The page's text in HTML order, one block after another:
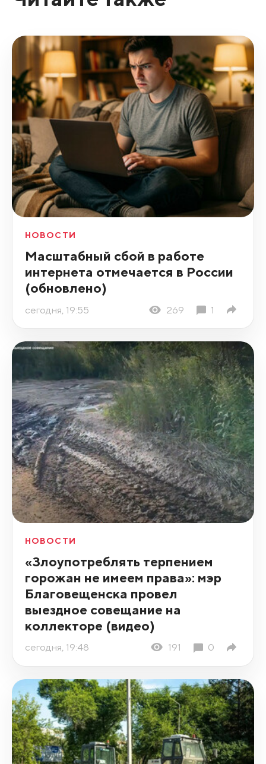
НОВОСТИ
Масштабный сбой в работе
интернета отмечается в России
(обновлено)
сегодня, 19:55 269 1
НОВОСТИ
«Злоупотреблять терпением
горожан не имеем права»: мэр
Благовещенска провел
выездное совещание на
коллекторе (видео)
сегодня, 19:48 191 0